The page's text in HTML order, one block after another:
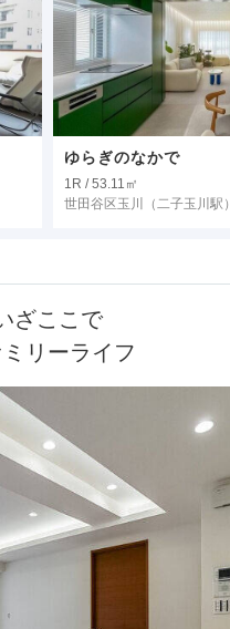
ゆらぎのなかで
1R / 53.11㎡
世田谷区玉川
（二子玉川駅）
ざここで
リーライフ